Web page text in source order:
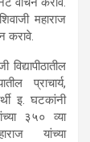
महाराज
करावे.
प्राचार्य,
इ. घटकांनी
३५० व्या
यांच्या